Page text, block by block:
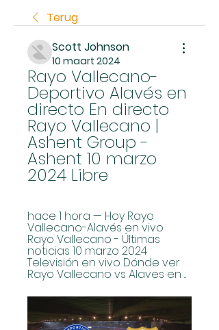
Terug
Scott Johnson
10 maart 2024
Rayo Vallecano-
Deportivo Alavés en
directo En directo
Rayo Vallecano |
Ashent Group -
Ashent 10 marzo
2024 Libre
hace 1 hora — Hoy Rayo
Vallecano-Alavés en vivo
Rayo Vallecano - Últimas
noticias 10 marzo 2024
Televisión en vivo Dónde ver
Rayo Vallecano vs Alaves en ...